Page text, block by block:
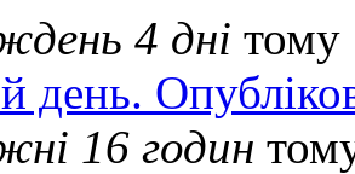
4 дні тому
день.
16 годин